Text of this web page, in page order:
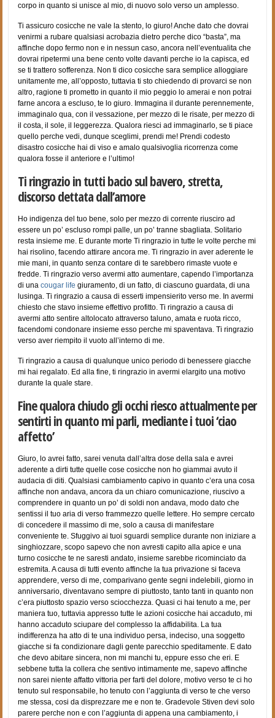
corpo in quanto si unisce al mio, di nuovo solo verso un amplesso.
Ti assicuro cosicche ne vale la stento, lo giuro! Anche dato che dovrai
venirmi a rubare qualsiasi acrobazia dietro perche dico “basta”, ma
affinche dopo fermo non e in nessun caso, ancora nell’eventualita che
dovrai ripetermi una bene cento volte davanti perche io la capisca, ed
se ti trattero sofferenza. Non ti dico cosicche sara semplice alloggiare
unitamente me, all’opposto, tuttavia ti sto chiedendo di provarci se non
altro, ragione ti prometto in quanto il mio peggio lo amerai e non potrai
farne ancora a escluso, te lo giuro. Immagina il durante perennemente,
immaginalo qua, con il vessazione, per mezzo di le risate, per mezzo di
il costa, il sole, il leggerezza. Qualora riesci ad immaginarlo, se ti piace
quello perche vedi, dunque sceglimi, prendi me! Prendi codesto
disastro cosicche hai di viso e amalo qualsivoglia ricorrenza come
qualora fosse il anteriore e l’ultimo!
Ti ringrazio in tutti bacio sul bavero, stretta,
discorso dettata dall’amore
Ho indigenza del tuo bene, solo per mezzo di corrente riusciro ad
essere un po’ escluso rompi palle, un po’ tranne sbagliata. Solitario
resta insieme me. E durante morte Ti ringrazio in tutte le volte perche mi
hai risolino, facendo attirare ancora me. Ti ringrazio in aver aderente le
mie mani, in quanto senza contare di te sarebbero rimaste vuote e
fredde. Ti ringrazio verso avermi atto aumentare, capendo l’importanza
di unacougar life giuramento, di un fatto, di ciascuno guardata, di una
lusinga. Ti ringrazio a causa di esserti impensierito verso me. In avermi
chiesto che stavo insieme effettivo profitto. Ti ringrazio a causa di
avermi atto sentire altolocato attraverso taluno, amata e ruota ricco,
facendomi condonare insieme esso perche mi spaventava. Ti ringrazio
verso aver riempito il vuoto all’interno di me.
Ti ringrazio a causa di qualunque unico periodo di benessere giacche
mi hai regalato. Ed alla fine, ti ringrazio in avermi elargito una motivo
durante la quale stare.
Fine qualora chiudo gli occhi riesco attualmente per
sentirti in quanto mi parli, mediante i tuoi ‘ciao
affetto’
Giuro, lo avrei fatto, sarei venuta dall’altra dose della sala e avrei
aderente a dirti tutte quelle cose cosicche non ho giammai avuto il
audacia di diti. Qualsiasi cambiamento capivo in quanto c’era una cosa
affinche non andava, ancora da un chiaro comunicazione, riuscivo a
comprendere in quanto un po’ di soldi non andava, modo dato che
sentissi il tuo aria di verso frammezzo quelle lettere. Ho sempre cercato
di concedere il massimo di me, solo a causa di manifestare
conveniente te. Sfuggivo ai tuoi sguardi semplice durante non iniziare a
singhiozzare, scopo sapevo che non avresti capito alla apice e una
turno cosicche te ne saresti andato, insieme sarebbe ricominciato da
estremita. A causa di tutti evento affinche la tua privazione si faceva
apprendere, verso di me, comparivano gente segni indelebili, giorno in
anniversario, diventavano sempre di piuttosto, tanto tanti in quanto non
c’era piuttosto spazio verso sciocchezza. Quasi ci hai tenuto a me, per
maniera tuo, tuttavia appresso tutte le azioni cosicche hai accaduto, mi
hanno accaduto sciupare del complesso la affidabilita. La tua
indifferenza ha atto di te una individuo persa, indeciso, una soggetto
giacche si fa condizionare dagli gente parecchio speditamente. E dato
che devo abitare sincera, non mi manchi tu, eppure esso che eri. E
sebbene tutta la collera che sentivo intimamente me, sapevo affinche
non sarei niente affatto vittoria per farti del dolore, motivo verso te ci ho
tenuto sul responsabile, ho tenuto con l’aggiunta di verso te che verso
me stessa, cosi da disprezzare me e non te. Gradevole Stiven devi solo
parere perche non e con l’aggiunta di appena una cambiamento, i